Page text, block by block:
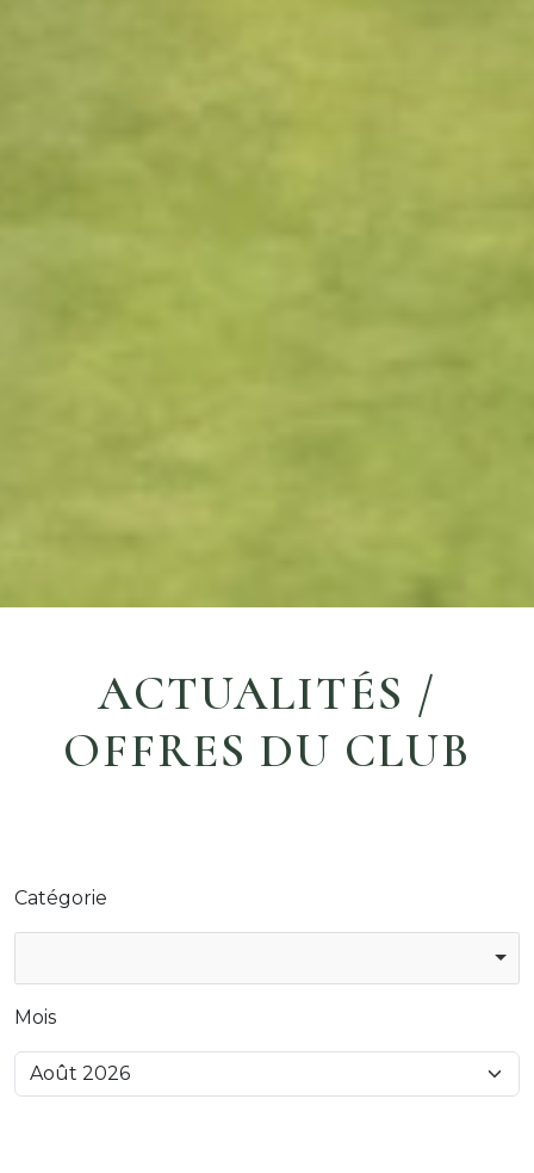
ACTUALITÉS /
OFFRES DU CLUB
Catégorie
Mois